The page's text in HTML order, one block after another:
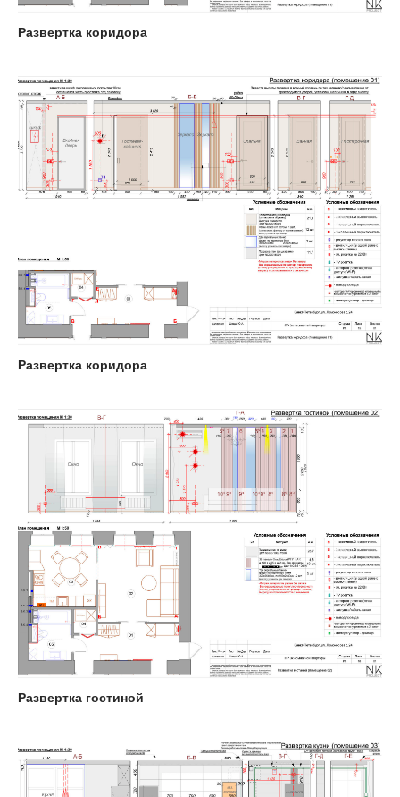
Развертка коридора
Развертка коридора
Развертка гостиной